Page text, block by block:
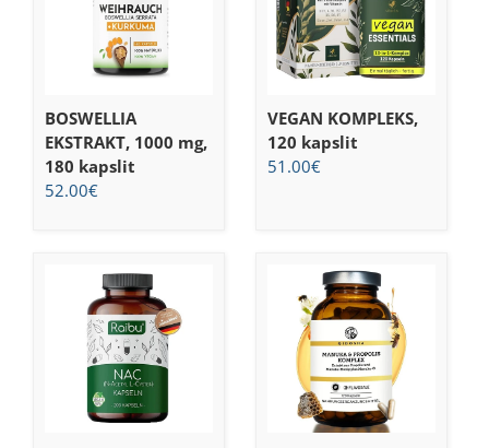
BOSWELLIA
EKSTRAKT, 1000 mg,
180 kapslit
52.00€
VEGAN KOMPLEKS,
120 kapslit
51.00€